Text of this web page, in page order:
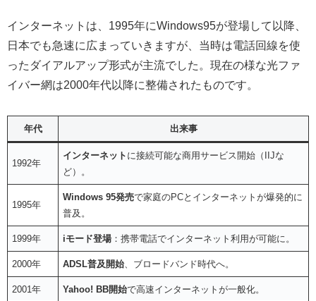
インターネットは、1995年にWindows95が登場して以降、
日本でも急速に広まっていきますが、当時は電話回線を使
ったダイアルアップ形式が主流でした。現在の様な光ファ
イバー網は2000年代以降に整備されたものです。
年代 出来事
1992年
インターネット に接続可能な商用サービス開始（IIJな
ど）。
1995年
Windows 95発売で家庭のPCとインターネットが爆発的に
普及。
1999年 iモード登場：携帯電話でインターネット利用が可能に。
2000年 ADSL普及開始 、ブロードバンド時代へ。
2001年 Yahoo! BB開始で高速インターネットが一般化。